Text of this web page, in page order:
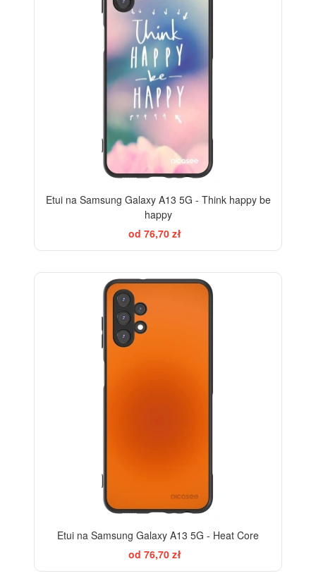
Etui na Samsung Galaxy A13 5G - Think happy be
happy
od 76,70 zł
Etui na Samsung Galaxy A13 5G - Heat Core
od 76,70 zł